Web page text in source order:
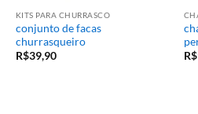
KITS PARA CHURRASCO
conjunto de facas
churrasqueiro
R$39,90
R$